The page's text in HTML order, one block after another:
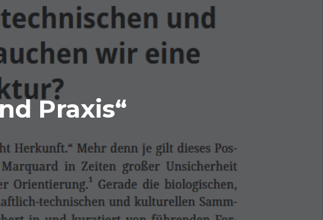
Praxis“